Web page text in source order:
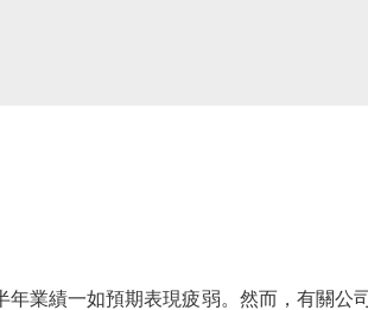
績一如預期表現疲弱。然而，有關公